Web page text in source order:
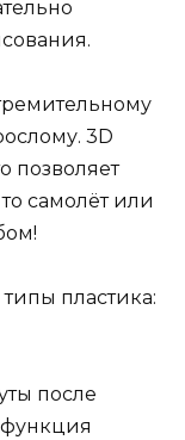
3D
позволяет
самолёт или
пластика:
после